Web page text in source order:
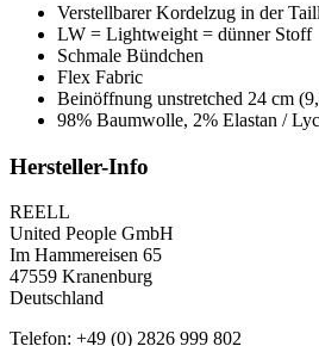
Verstellbarer Kordelzug in der
LW = Lightweight = dünner Stoff
Schmale Bündchen
Flex Fabric
Beinöffnung unstretched 24 cm
98% Baumwolle, 2% Elastan /
Hersteller-Info
REELL
United People GmbH
Im Hammereisen 65
47559 Kranenburg
Deutschland
Telefon: +49 (0) 2826 999 802